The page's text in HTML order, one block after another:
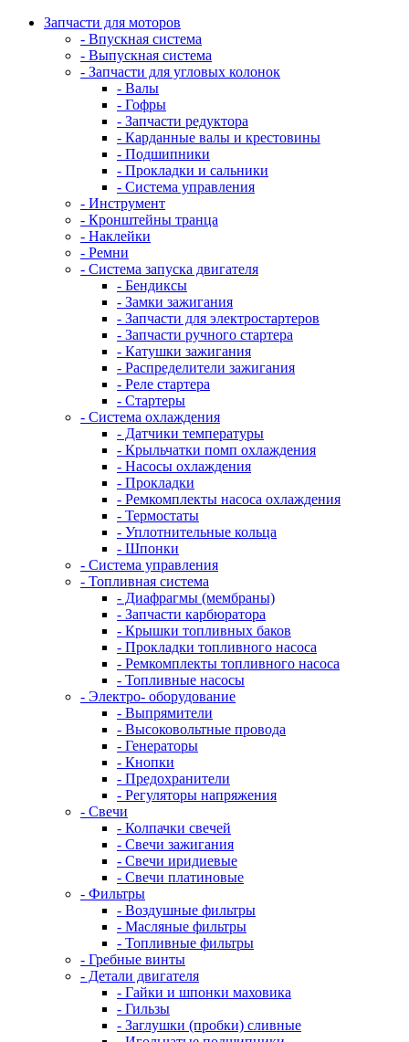
Запчасти для моторов
- Впускная система
- Выпускная система
- Запчасти для угловых колонок
- Валы
- Гофры
- Запчасти редуктора
- Карданные валы и крестовины
- Подшипники
- Прокладки и сальники
- Система управления
- Инструмент
- Кронштейны транца
- Наклейки
- Ремни
- Система запуска двигателя
- Бендиксы
- Замки зажигания
- Запчасти для электростартеров
- Запчасти ручного стартера
- Катушки зажигания
- Распределители зажигания
- Реле стартера
- Стартеры
- Система охлаждения
- Датчики температуры
- Крыльчатки помп охлаждения
- Насосы охлаждения
- Прокладки
- Ремкомплекты насоса охлаждения
- Термостаты
- Уплотнительные кольца
- Шпонки
- Система управления
- Топливная система
- Диафрагмы (мембраны)
- Запчасти карбюратора
- Крышки топливных баков
- Прокладки топливного насоса
- Ремкомплекты топливного насоса
- Топливные насосы
- Электро- оборудование
- Выпрямители
- Высоковольтные провода
- Генераторы
- Кнопки
- Предохранители
- Регуляторы напряжения
- Свечи
- Колпачки свечей
- Свечи зажигания
- Свечи иридиевые
- Свечи платиновые
- Фильтры
- Воздушные фильтры
- Масляные фильтры
- Топливные фильтры
- Гребные винты
- Детали двигателя
- Гайки и шпонки маховика
- Гильзы
- Заглушки (пробки) сливные